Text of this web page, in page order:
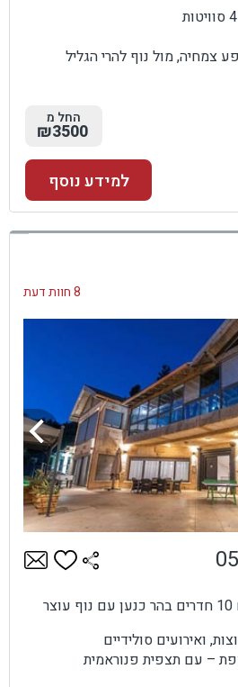
מול נוף להרי הגליל
החל מ
₪3500
למידע נוסף
8 חוות דעת
וילת נופש יוקרתית עם 10 חדרים בהר כנען עם נוף עוצר
ואירועים סולידיים
– עם תצפית פנוראמית